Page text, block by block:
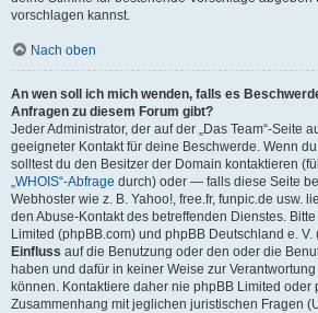
vorschlagen kannst.
Nach oben
An wen soll ich mich wenden, falls es
Anfragen zu diesem Forum gibt?
Jeder Administrator, der auf der „Das Team“-Seite
geeigneter Kontakt für deine Beschwerde. Wenn
solltest du den Besitzer der Domain kontaktieren
„WHOIS“-Abfrage durch) oder — falls diese Seite
Webhoster wie z. B. Yahoo!, free.fr, funpic.de usw.
den Abuse-Kontakt des betreffenden Dienstes.
Limited (phpBB.com) und phpBB Deutschland e. V.
Einfluss auf die Benutzung oder den oder die
haben und dafür in keiner Weise zur
können. Kontaktiere daher nie phpBB Limited oder
Zusammenhang mit jeglichen juristischen Fragen